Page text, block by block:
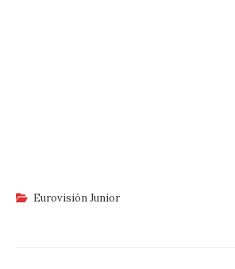
Eurovisión Junior